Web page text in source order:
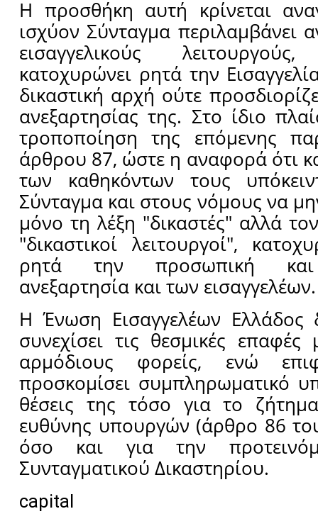
Η προσθήκη αυτή κρίνεται
ισχύον Σύνταγμα περιλαμβάνει
εισαγγελικούς
κατοχυρώνει ρητά την
δικαστική αρχή ούτε
ανεξαρτησίας της. Στο ίδιο
τροποποίηση της επόμενης
άρθρου 87, ώστε η αναφορά ότι
των καθηκόντων τους
Σύνταγμα και στους νόμους να
μόνο τη λέξη "δικαστές" αλλά
"δικαστικοί λειτουργοί",
ρητά την προσωπική και
ανεξαρτησία και των εισαγγελέων.
Η Ένωση Εισαγγελέων Ελλάδος
συνεχίσει τις θεσμικές
αρμόδιους φορείς, ενώ
προσκομίσει συμπληρωματικό
θέσεις της τόσο για το
ευθύνης υπουργών (άρθρο 86
όσο και για την
Συνταγματικού Δικαστηρίου.
capital